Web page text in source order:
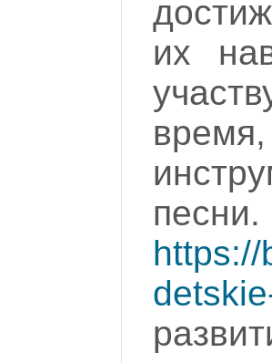
их